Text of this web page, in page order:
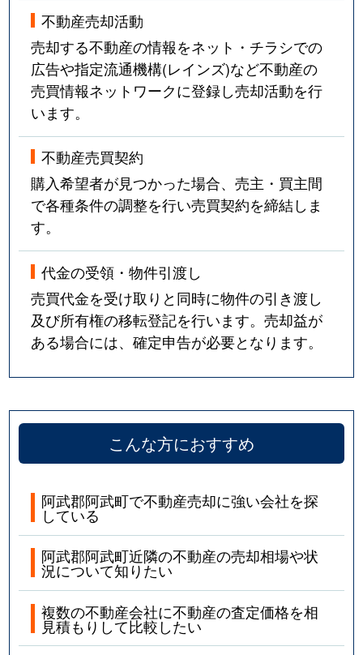
不動産売却活動
売却する不動産の情報をネット・チラシでの
広告や指定流通機構(レインズ)など不動産の
売買情報ネットワークに登録し売却活動を行
います。
不動産売買契約
購入希望者が見つかった場合、売主・買主間
で各種条件の調整を行い売買契約を締結しま
す。
代金の受領・物件引渡し
売買代金を受け取りと同時に物件の引き渡し
及び所有権の移転登記を行います。売却益が
ある場合には、確定申告が必要となります。
こんな方におすすめ
阿武郡阿武町で不動産売却に強い会社を探
している
阿武郡阿武町近隣の不動産の売却相場や状
況について知りたい
複数の不動産会社に不動産の査定価格を相
見積もりして比較したい